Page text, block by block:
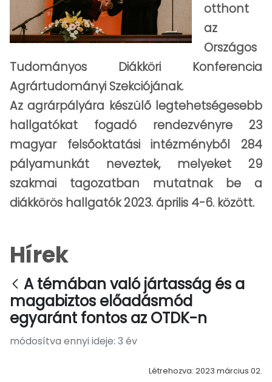
otthont
az
Országos
Tudományos Diákköri Konferencia
Agrártudományi Szekciójának.
Az agrárpályára készülő legtehetségesebb
hallgatókat fogadó rendezvényre 23
magyar felsőoktatási intézményből 284
pályamunkát neveztek, melyeket 29
szakmai tagozatban mutatnak be a
diákkörös hallgatók 2023. április 4-6. között.
Hírek
A témában való jártasság és a
magabiztos előadásmód
egyaránt fontos az OTDK-n
módosítva ennyi ideje: 3 év
Létrehozva: 2023 március 02.